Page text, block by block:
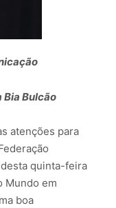
Bia Bulcão
atenções para
quinta-feira
Mundo em
boa